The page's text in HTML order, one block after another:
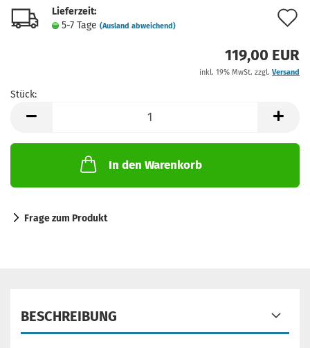
Lieferzeit:
5-7 Tage (Ausland abweichend)
119,00 EUR
inkl. 19% MwSt. zzgl. Versand
Stück:
In den Warenkorb
Frage zum Produkt
BESCHREIBUNG